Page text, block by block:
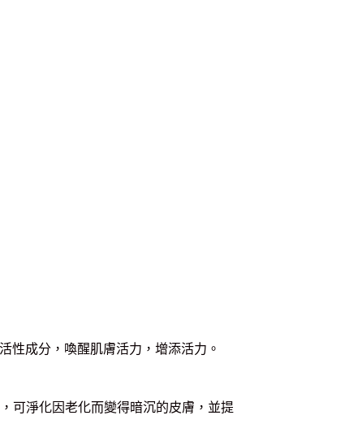
性成分，喚醒肌膚活力，增添活力。
可淨化因老化而變得暗沉的皮膚，並提